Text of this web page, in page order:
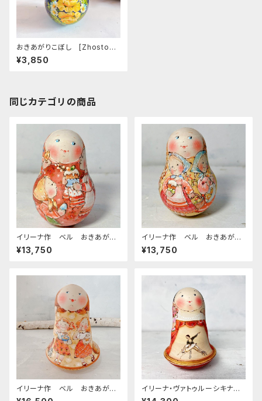
おきあがりこぼし [Zhostovo
ジョストボ] 15cm
¥3,850
同じカテゴリの商品
イリーナ作 ベル おきあがり
こぼし 【イースター パスハ ２
人の女の子とクリーチ】 9.5ｃ
¥13,750
イリーナ作 ベル おきあがり
こぼし 【イースター パスハ ２
人の女の子と天使達】 9.5ｃｍ
¥13,750
イリーナ作 ベル おきあがり
こぼし ベル型【養蜂場 はちみ
イリーナ・ヴァトゥルーシキナ
作 ウッドバーニング おきあ